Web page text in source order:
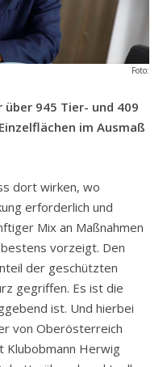
Foto:
945 Tier- und 409
im Ausmaß
dort wirken, wo
erforderlich und
Mix an Maßnahmen
vorzeigt. Den
der geschützten
gegriffen. Es ist die
ist. Und hierbei
von Oberösterreich
Klubobmann Herwig